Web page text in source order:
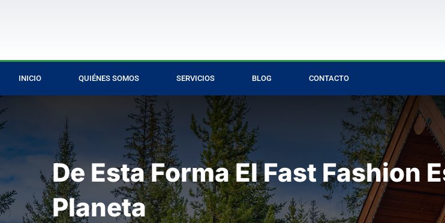
INICIO QUIÉNES SOMOS SERVICIOS BLOG CONTACTO
De Esta Forma El Fast Fashion
Planeta